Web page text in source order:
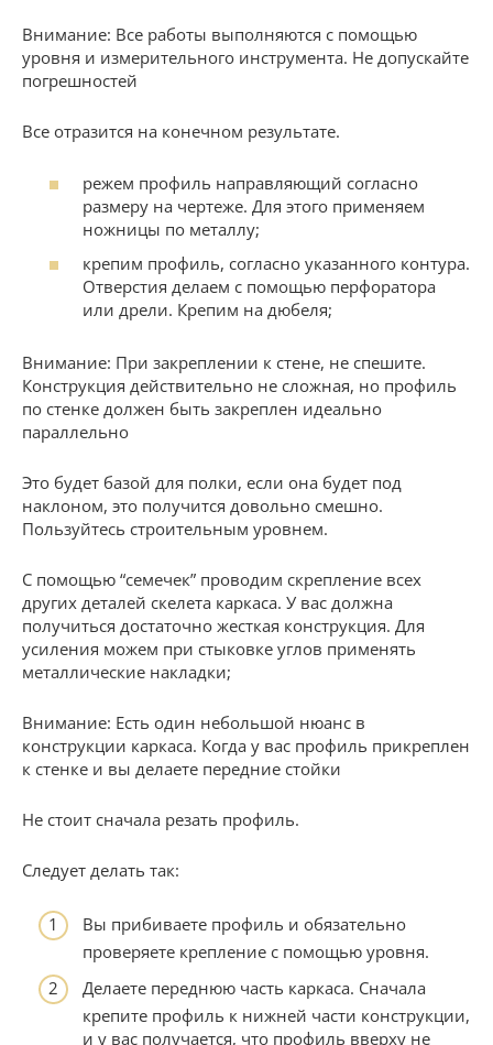
Внимание: Все работы выполняются с помощью
уровня и измерительного инструмента. Не допускайте
погрешностей
Все отразится на конечном результате.
режем профиль направляющий согласно
размеру на чертеже. Для этого применяем
ножницы по металлу;
крепим профиль, согласно указанного контура.
Отверстия делаем с помощью перфоратора
или дрели. Крепим на дюбеля;
Внимание: При закреплении к стене, не спешите.
Конструкция действительно не сложная, но профиль
по стенке должен быть закреплен идеально
параллельно
Это будет базой для полки, если она будет под
наклоном, это получится довольно смешно.
Пользуйтесь строительным уровнем.
С помощью “семечек” проводим скрепление всех
других деталей скелета каркаса. У вас должна
получиться достаточно жесткая конструкция. Для
усиления можем при стыковке углов применять
металлические накладки;
Внимание: Есть один небольшой нюанс в
конструкции каркаса. Когда у вас профиль прикреплен
к стенке и вы делаете передние стойки
Не стоит сначала резать профиль.
Следует делать так:
Вы прибиваете профиль и обязательно
проверяете крепление с помощью уровня.
Делаете переднюю часть каркаса. Сначала
крепите профиль к нижней части конструкции,
и у вас получается, что профиль вверху не